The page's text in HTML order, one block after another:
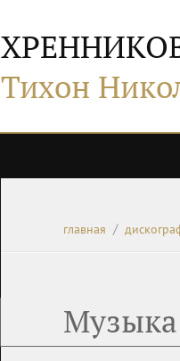
Тихон
главная
Музыка